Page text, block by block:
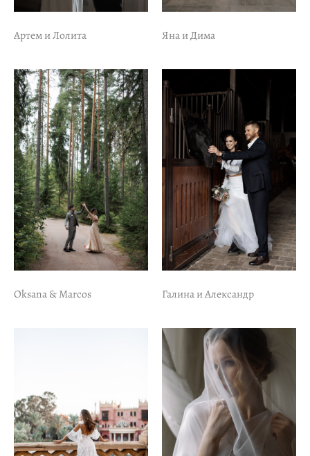
Артем и Лолита Яна и Дима
Oksana & Marcos Галина и Александр